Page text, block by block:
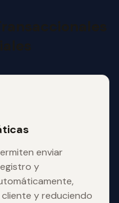
enviar
y
y reduciendo